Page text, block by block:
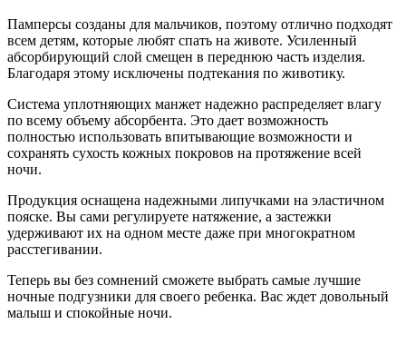
Памперсы созданы для мальчиков, поэтому отлично подходят
всем детям, которые любят спать на животе. Усиленный
абсорбирующий слой смещен в переднюю часть изделия.
Благодаря этому исключены подтекания по животику.
Система уплотняющих манжет надежно распределяет влагу
по всему объему абсорбента. Это дает возможность
полностью использовать впитывающие возможности и
сохранять сухость кожных покровов на протяжение всей
ночи.
Продукция оснащена надежными липучками на эластичном
пояске. Вы сами регулируете натяжение, а застежки
удерживают их на одном месте даже при многократном
расстегивании.
Теперь вы без сомнений сможете выбрать самые лучшие
ночные подгузники для своего ребенка. Вас ждет довольный
малыш и спокойные ночи.